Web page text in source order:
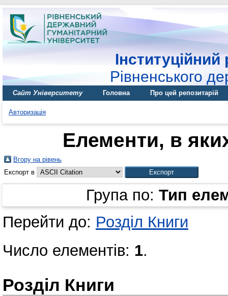
Інституційний
Рівненського
Сайт Університету Головна Про цей репозитарій
Авторизація
Елементи, в
Вгору на рівень
Експорт в
Група по: Тип
Перейти до: Розділ Книги
Число елементів: 1.
Розділ Книги